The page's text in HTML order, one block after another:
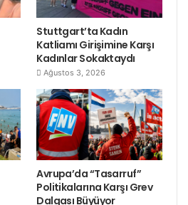
Stuttgart’ta Kadın
Katliamı Girişimine Karşı
Kadınlar Sokaktaydı
Ağustos 3, 2026
Avrupa’da “Tasarruf”
Politikalarına Karşı Grev
Dalgası Büyüyor